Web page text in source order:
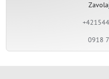
0918